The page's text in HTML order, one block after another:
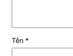
Tên *